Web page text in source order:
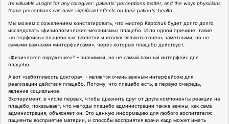
It’s valuable insight for any caregiver: patients’ perceptions matter, and the ways physicians
frame perceptions can have significant effects on their patients’ health.
Мы можем с сожалением констатировать, что мистер Kaptchuk будет долго долго
исследовать «физиологические механизмы» плацебо. И по одной причине: такие
«интерфейсы» плацебо как таблетки и иголки являются очень заметными, но не
самыми важными «интерфейсами», через которые плацебо действует.
«Физическое окружение»? – значимый, но не самый важный интерфейс для
плацебо.
А вот «заботливость доктора», - является очень важным интерфейсом для
реализации действия плацебо. Потому, что плацебо есть, в первую очередь,
явление социальное.
Эксперимент, в числе первых, чтобы дразнить друг от друга компоненты реакции на
плацебо, показывает, что методы плацебо администрации также важны, как сама
администрация, объясняет он. Это ценную информацию для любого воспитателя:
пациенты восприятие материи, и способы восприятия врачи кадр может иметь